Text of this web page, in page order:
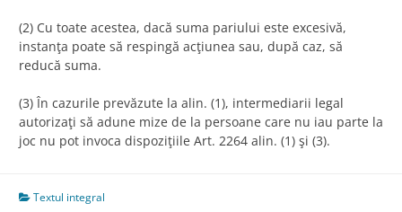
(2) Cu toate acestea, dacă suma pariului este excesivă,
instanţa poate să respingă acţiunea sau, după caz, să
reducă suma.
(3) În cazurile prevăzute la alin. (1), intermediarii legal
autorizaţi să adune mize de la persoane care nu iau parte la
joc nu pot invoca dispoziţiile Art. 2264 alin. (1) şi (3).
Textul integral